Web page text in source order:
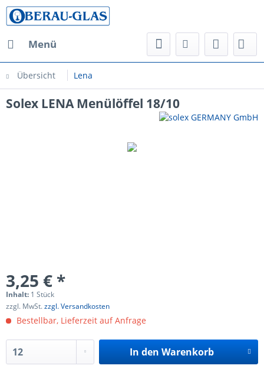
Menü
Übersicht Lena
Solex LENA Menülöffel 18/10
3,25 € *
Inhalt: 1 Stück
zzgl. MwSt.zzgl. Versandkosten
Bestellbar, Lieferzeit auf Anfrage
In den Warenkorb